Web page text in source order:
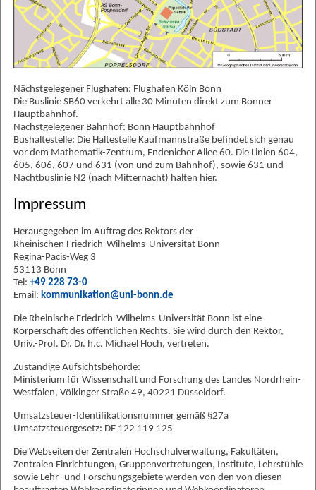
Nächstgelegener Flughafen: Flughafen Köln Bonn
Die Buslinie SB60 verkehrt alle 30 Minuten direkt zum Bonner
Hauptbahnhof.
Nächstgelegener Bahnhof: Bonn Hauptbahnhof
Bushaltestelle: Die Haltestelle Kaufmannstraße befindet sich genau
vor dem Mathematik-Zentrum, Endenicher Allee 60. Die Linien 604,
605, 606, 607 und 631 (von und zum Bahnhof), sowie 631 und
Nachtbuslinie N2 (nach Mitternacht) halten hier.
Impressum
Herausgegeben im Auftrag des Rektors der
Rheinischen Friedrich-Wilhelms-Universität Bonn
Regina-Pacis-Weg 3
53113 Bonn
Tel: +49 228 73-0
Email: kommunikation@uni-bonn.de
Die Rheinische Friedrich-Wilhelms-Universität Bonn ist eine
Körperschaft des öffentlichen Rechts. Sie wird durch den Rektor,
Univ.-Prof. Dr. Dr. h.c. Michael Hoch, vertreten.
Zuständige Aufsichtsbehörde:
Ministerium für Wissenschaft und Forschung des Landes Nordrhein-
Westfalen, Völkinger Straße 49, 40221 Düsseldorf.
Umsatzsteuer-Identifikationsnummer gemäß §27a
Umsatzsteuergesetz: DE 122 119 125
Die Webseiten der Zentralen Hochschulverwaltung, Fakultäten,
Zentralen Einrichtungen, Gruppenvertretungen, Institute, Lehrstühle
sowie Lehr- und Forschungsgebiete werden von den von diesen